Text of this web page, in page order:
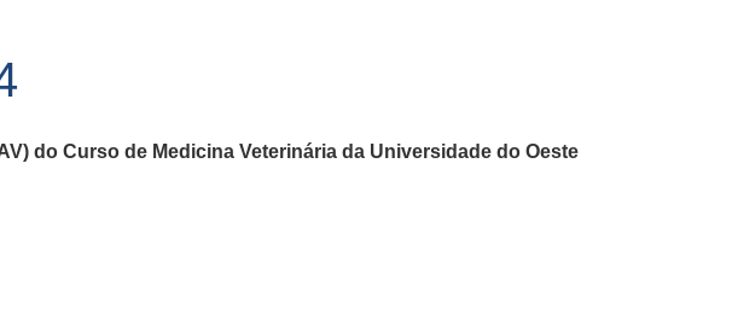
do Curso de Medicina Veterinária da Universidade do Oeste